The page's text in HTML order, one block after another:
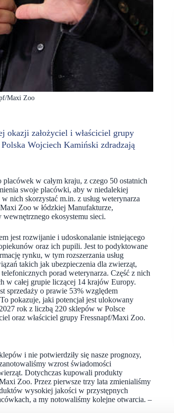
Maxi Zoo
okazji założyciel i właściciel grupy
Wojciech Kamiński zdradzają
w całym kraju, z czego 50 ostatnich
swoje placówki, aby w niedalekiej
nich skorzystać m.in. z usług weterynarza
Zoo w łódzkiej Manufakturze,
ekosystemu sieci.
jest rozwijanie i udoskonalanie istniejącego
oraz ich pupili. Jest to podyktowane
rynku, w tym rozszerzania usług
takich jak ubezpieczenia dla zwierząt,
porad weterynarza. Część z nich
w całej grupie liczącej 14 krajów Europy.
sprzedaży o prawie 53% względem
pokazuje, jaki potencjał jest ulokowany
rok z liczbą 220 sklepów w Polsce
oraz właściciel grupy Fressnapf/Maxi Zoo.
i nie potwierdziły się nasze prognozy,
wzrost świadomości
Dotychczas kupowali produkty
Zoo. Przez pierwsze trzy lata zmienialiśmy
wysokiej jakości w przystępnych
a my notowaliśmy kolejne otwarcia. –